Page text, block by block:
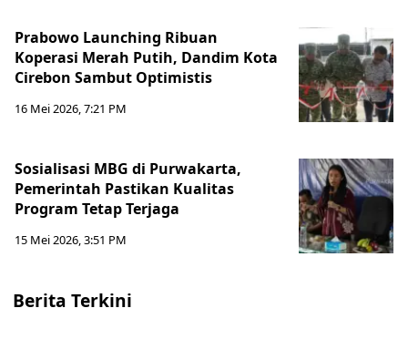
Prabowo Launching Ribuan
Koperasi Merah Putih, Dandim Kota
Cirebon Sambut Optimistis
16 Mei 2026, 7:21 PM
Sosialisasi MBG di Purwakarta,
Pemerintah Pastikan Kualitas
Program Tetap Terjaga
15 Mei 2026, 3:51 PM
Berita Terkini